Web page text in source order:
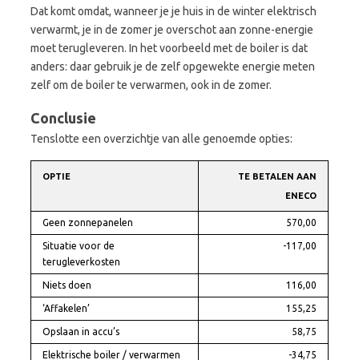
Dat komt omdat, wanneer je je huis in de winter elektrisch
verwarmt, je in de zomer je overschot aan zonne-energie
moet terugleveren. In het voorbeeld met de boiler is dat
anders: daar gebruik je de zelf opgewekte energie meten
zelf om de boiler te verwarmen, ook in de zomer.
Conclusie
Tenslotte een overzichtje van alle genoemde opties:
OPTIE
TE BETALEN AAN
ENECO
Geen zonnepanelen 570,00
Situatie voor de
terugleverkosten
-117,00
Niets doen 116,00
‘Affakelen’ 155,25
Opslaan in accu’s 58,75
Elektrische boiler / verwarmen -34,75